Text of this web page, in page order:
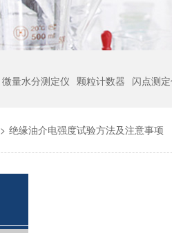
微量水分测定仪 颗粒计数器 闪点测
> 绝缘油介电强度试验方法及注意事项